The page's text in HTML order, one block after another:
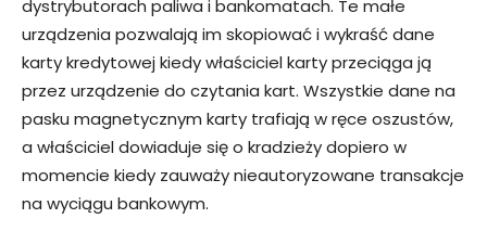
dystrybutorach paliwa i bankomatach. Te małe
urządzenia pozwalają im skopiować i wykraść dane
karty kredytowej kiedy właściciel karty przeciąga ją
przez urządzenie do czytania kart. Wszystkie dane na
pasku magnetycznym karty trafiają w ręce oszustów,
a właściciel dowiaduje się o kradzieży dopiero w
momencie kiedy zauważy nieautoryzowane transakcje
na wyciągu bankowym.